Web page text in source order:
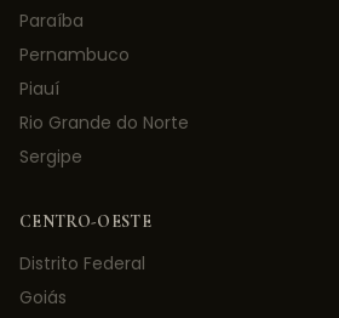
Paraíba
Pernambuco
Piauí
Rio Grande do Norte
Sergipe
CENTRO-OESTE
Distrito Federal
Goiás